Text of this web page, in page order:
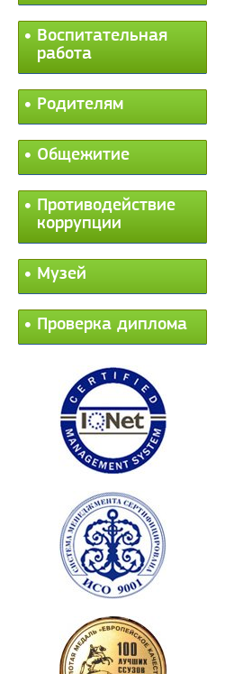
Воспитательная
работа
Родителям
Общежитие
Противодействие
коррупции
Музей
Проверка диплома